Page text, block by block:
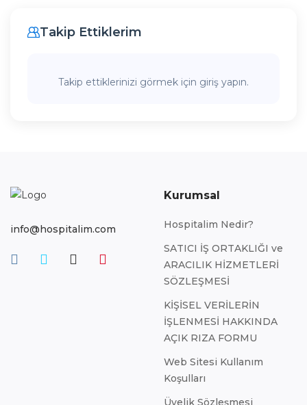
Takip Ettiklerim
Takip ettiklerinizi görmek için giriş yapın.
info@hospitalim.com
Kurumsal
Hospitalim Nedir?
SATICI İŞ ORTAKLIĞI ve
ARACILIK HİZMETLERİ
SÖZLEŞMESİ
KİŞİSEL VERİLERİN
İŞLENMESİ HAKKINDA
AÇIK RIZA FORMU
Web Sitesi Kullanım
Koşulları
Üyelik Sözleşmesi